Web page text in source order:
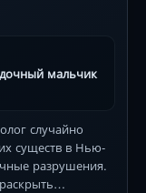
мальчик
случайно
существ в Нью-
разрушения.